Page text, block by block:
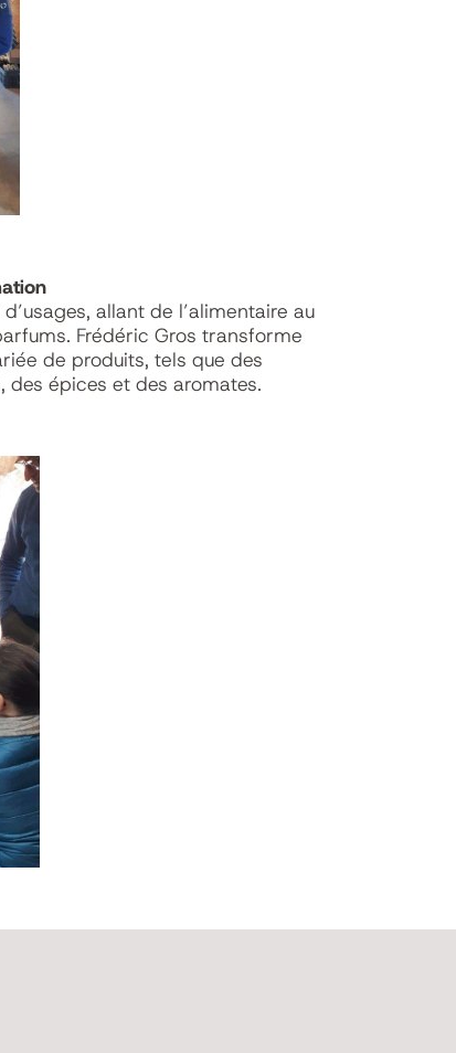
allant de l’alimentaire au
Frédéric Gros transforme
de produits, tels que des
des épices et des aromates.